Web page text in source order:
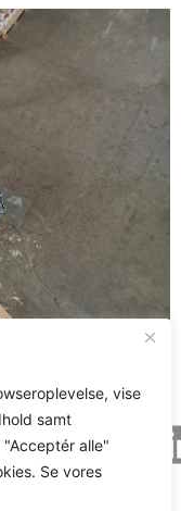
vise
samt
alle"
Se vores
Cookie og